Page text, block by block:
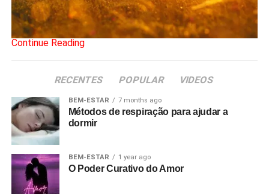
Continue Reading
RECENTES POPULAR VIDEOS
BEM-ESTAR 7 months ago
Métodos de respiração para ajudar a
dormir
BEM-ESTAR 1 year ago
O Poder Curativo do Amor